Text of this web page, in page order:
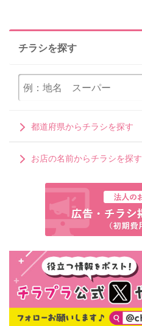
チラシを探す
都道府県からチラシを探す
お店の名前からチラシを探す